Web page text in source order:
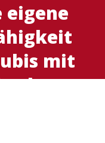
eigene
mit